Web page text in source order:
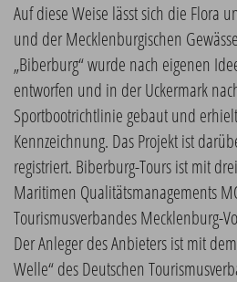
Auf diese Weise lässt sich die Flora
und der Mecklenburgischen
„Biberburg“ wurde nach eigenen
entworfen und in der Uckermark
Sportbootrichtlinie gebaut und
Kennzeichnung. Das Projekt ist
registriert. Biberburg-Tours ist mit
Maritimen Qualitätsmanagements
Tourismusverbandes Mecklenburg-
Der Anleger des Anbieters ist mit
Welle“ des Deutschen